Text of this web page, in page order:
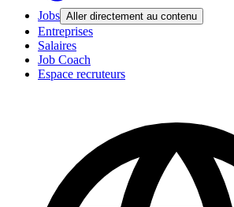
Jobs Aller directement au contenu
Entreprises
Salaires
Job Coach
Espace recruteurs